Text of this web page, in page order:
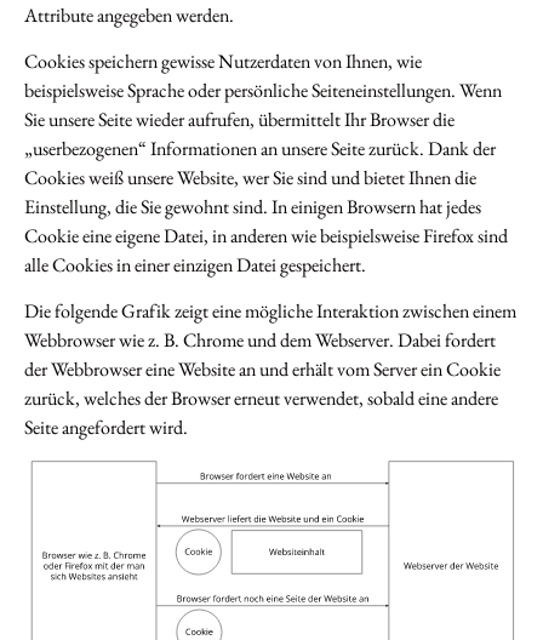
Attribute angegeben werden.
Cookies speichern gewisse Nutzerdaten von Ihnen, wie
beispielsweise Sprache oder persönliche Seiteneinstellungen. Wenn
Sie unsere Seite wieder aufrufen, übermittelt Ihr Browser die
„userbezogenen“ Informationen an unsere Seite zurück. Dank der
Cookies weiß unsere Website, wer Sie sind und bietet Ihnen die
Einstellung, die Sie gewohnt sind. In einigen Browsern hat jedes
Cookie eine eigene Datei, in anderen wie beispielsweise Firefox sind
alle Cookies in einer einzigen Datei gespeichert.
Die folgende Grafik zeigt eine mögliche Interaktion zwischen einem
Webbrowser wie z. B. Chrome und dem Webserver. Dabei fordert
der Webbrowser eine Website an und erhält vom Server ein Cookie
zurück, welches der Browser erneut verwendet, sobald eine andere
Seite angefordert wird.